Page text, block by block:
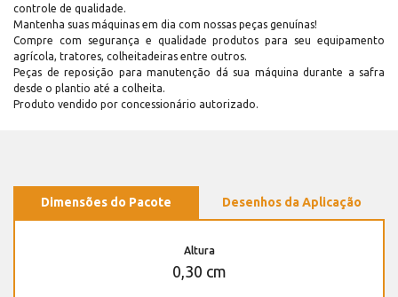
controle de qualidade.
Mantenha suas máquinas em dia com nossas peças genuínas!
Compre com segurança e qualidade produtos para seu equipamento
agrícola, tratores, colheitadeiras entre outros.
Peças de reposição para manutenção dá sua máquina durante a safra
desde o plantio até a colheita.
Produto vendido por concessionário autorizado.
Dimensões do Pacote Desenhos da Aplicação
Altura
0,30 cm